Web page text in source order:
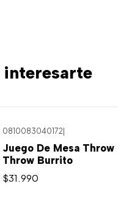
interesarte
0810083040172
Juego De Mesa Throw
Throw Burrito
$31.990